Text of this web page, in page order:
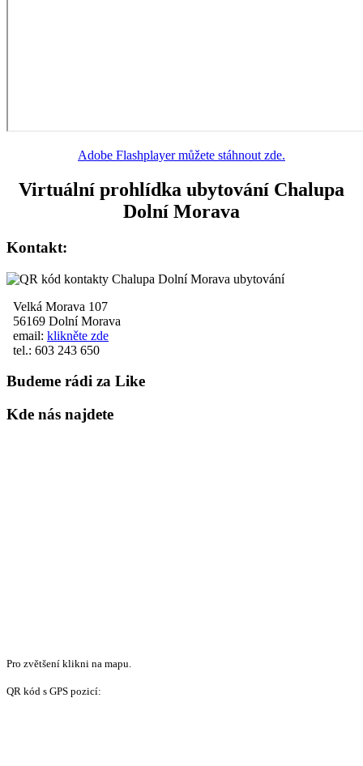
Adobe Flashplayer můžete stáhnout zde.
Virtuální prohlídka ubytování Chalupa
Dolní Morava
Kontakt:
Velká Morava 107
56169 Dolní Morava
email: klikněte zde
tel.: 603 243 650
Budeme rádi za Like
Kde nás najdete
Pro zvětšení klikni na mapu.
QR kód s GPS pozicí: